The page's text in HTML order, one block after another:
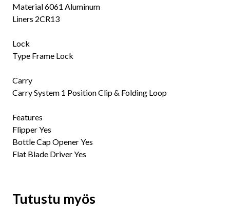
Material 6061 Aluminum
Liners 2CR13
Lock
Type Frame Lock
Carry
Carry System 1 Position Clip & Folding Loop
Features
Flipper Yes
Bottle Cap Opener Yes
Flat Blade Driver Yes
Tutustu myös